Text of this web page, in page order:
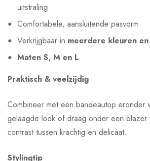
uitstraling
Comfortabele, aansluitende pasvorm
Verkrijgbaar in meerdere kleuren
Maten S, M en L
Praktisch & veelzijdig
Combineer met een bandeautop eronder
gelaagde look of draag onder een blazer
contrast tussen krachtig en delicaat.
Stylingtip